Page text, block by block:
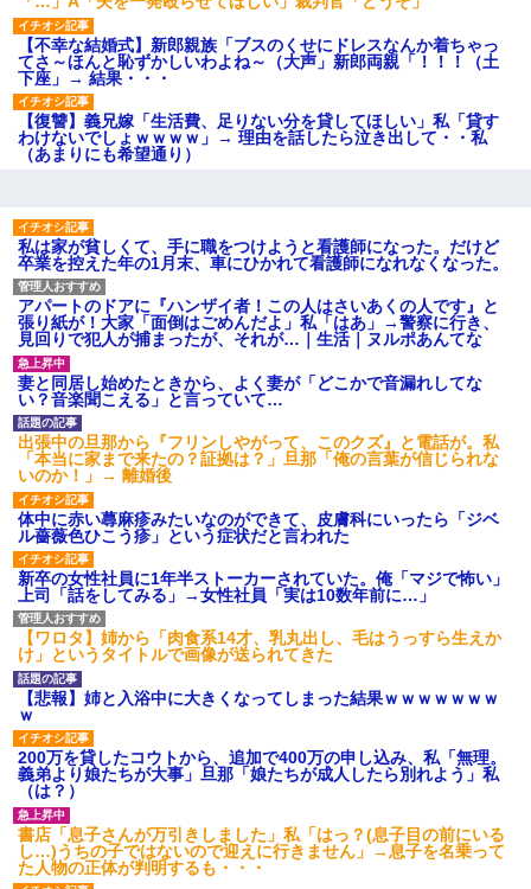
いよ！」と怒鳴りだし...
【衝撃】報酬100万円超の治験
募集がこちらｗｗｗｗｗ(※画像
あり)
【ネット騒然】惨殺されたタ
ワマン頂き女子のこの動画、す
げえええええｗｗｗｗｗｗｗｗ
ｗｗｗ
【愕然】白のクラウン俺氏、
百年の恋12-899 食べた量を
張り合ってくる
【悲報】佐藤輝明・・・２軍
でも盛大にやらかす←あまり悲
しませないでくれ
【不幸な結婚式】新郎親族「ブスのくせにドレスなんか着ちゃっ
てさ～ほんと恥ずかしいわよね～（大声」新郎両親「！！！（土
下座」→ 結果・・・
【復讐】義兄嫁「生活費、足りない分を貸してほしい」私「貸す
わけないでしょｗｗｗｗ」→ 理由を話したら泣き出して・・私
（あまりにも希望通り）
私は家が貧しくて、手に職をつけようと看護師になった。だけど
卒業を控えた年の1月末、車にひかれて看護師になれなくなった。
アパートのドアに『ハンザイ者！この人はさいあくの人です』と
張り紙が！大家「面倒はごめんだよ」私「はあ」→警察に行き、
見回りで犯人が捕まったが、それが…｜生活｜ヌルポあんてな
妻と同居し始めたときから、よく妻が「どこかで音漏れしてな
い？音楽聞こえる」と言っていて…
出張中の旦那から『フリンしやがって、このクズ』と電話が。私
「本当に家まで来たの？証拠は？」旦那「俺の言葉が信じられな
いのか！」→ 離婚後
体中に赤い蕁麻疹みたいなのができて、皮膚科にいったら「ジベ
ル薔薇色ひこう疹」という症状だと言われた
新卒の女性社員に1年半ストーカーされていた。俺「マジで怖い」
上司「話をしてみる」→女性社員「実は10数年前に…」
【ワロタ】姉から「肉食系14才、乳丸出し、毛はうっすら生えか
け」というタイトルで画像が送られてきた
【悲報】姉と入浴中に大きくなってしまった結果ｗｗｗｗｗｗｗ
ｗ
200万を貸したコウトから、追加で400万の申し込み、私「無理。
義弟より娘たちが大事」旦那「娘たちが成人したら別れよう」私
（は？）
書店「息子さんが万引きしました」私「はっ？(息子目の前にいる
し…)うちの子ではないので迎えに行きません」→息子を名乗って
た人物の正体が判明するも・・・